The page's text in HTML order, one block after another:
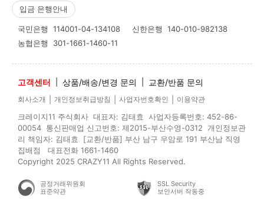
입금 은행안내
국민은행 114001-04-134108 신한은행 140-010-982138
농협은행 301-1661-1460-11
고객센터 상품/배송/변경 문의 교환/반품 문의
회사소개 개인정보취급방침 사업자번호확인 이용약관
크레이지11 주식회사 대표자: 김태효 사업자등록번호: 452-86-
00054 통신판매업 신고번호: 제2015-부산수영-0312 개인정보관
리 책임자: 김태효 [교환/반품] 부산 남구 우암로 191 부산남 직영
집배점 대표전화 1661-1460
Copyright 2025 CRAZY11 All Rights Reserved.
공정거래위원회
표준약관
SSL Security
보안서버 작동중